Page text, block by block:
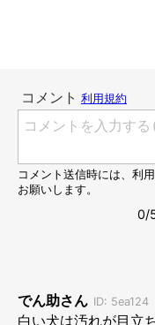
先ほどの写真は、雨上
入って顔をつけながら
ひとしきり遊び終える
前足と後ろ足の半分く
ようなひげを作ったヒ
に「唖然としてしまっ